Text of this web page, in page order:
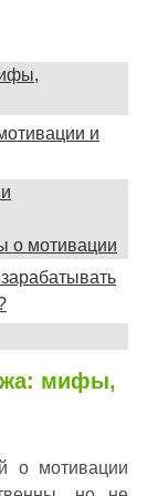
и
о мотивации
мифы,
о мотивации